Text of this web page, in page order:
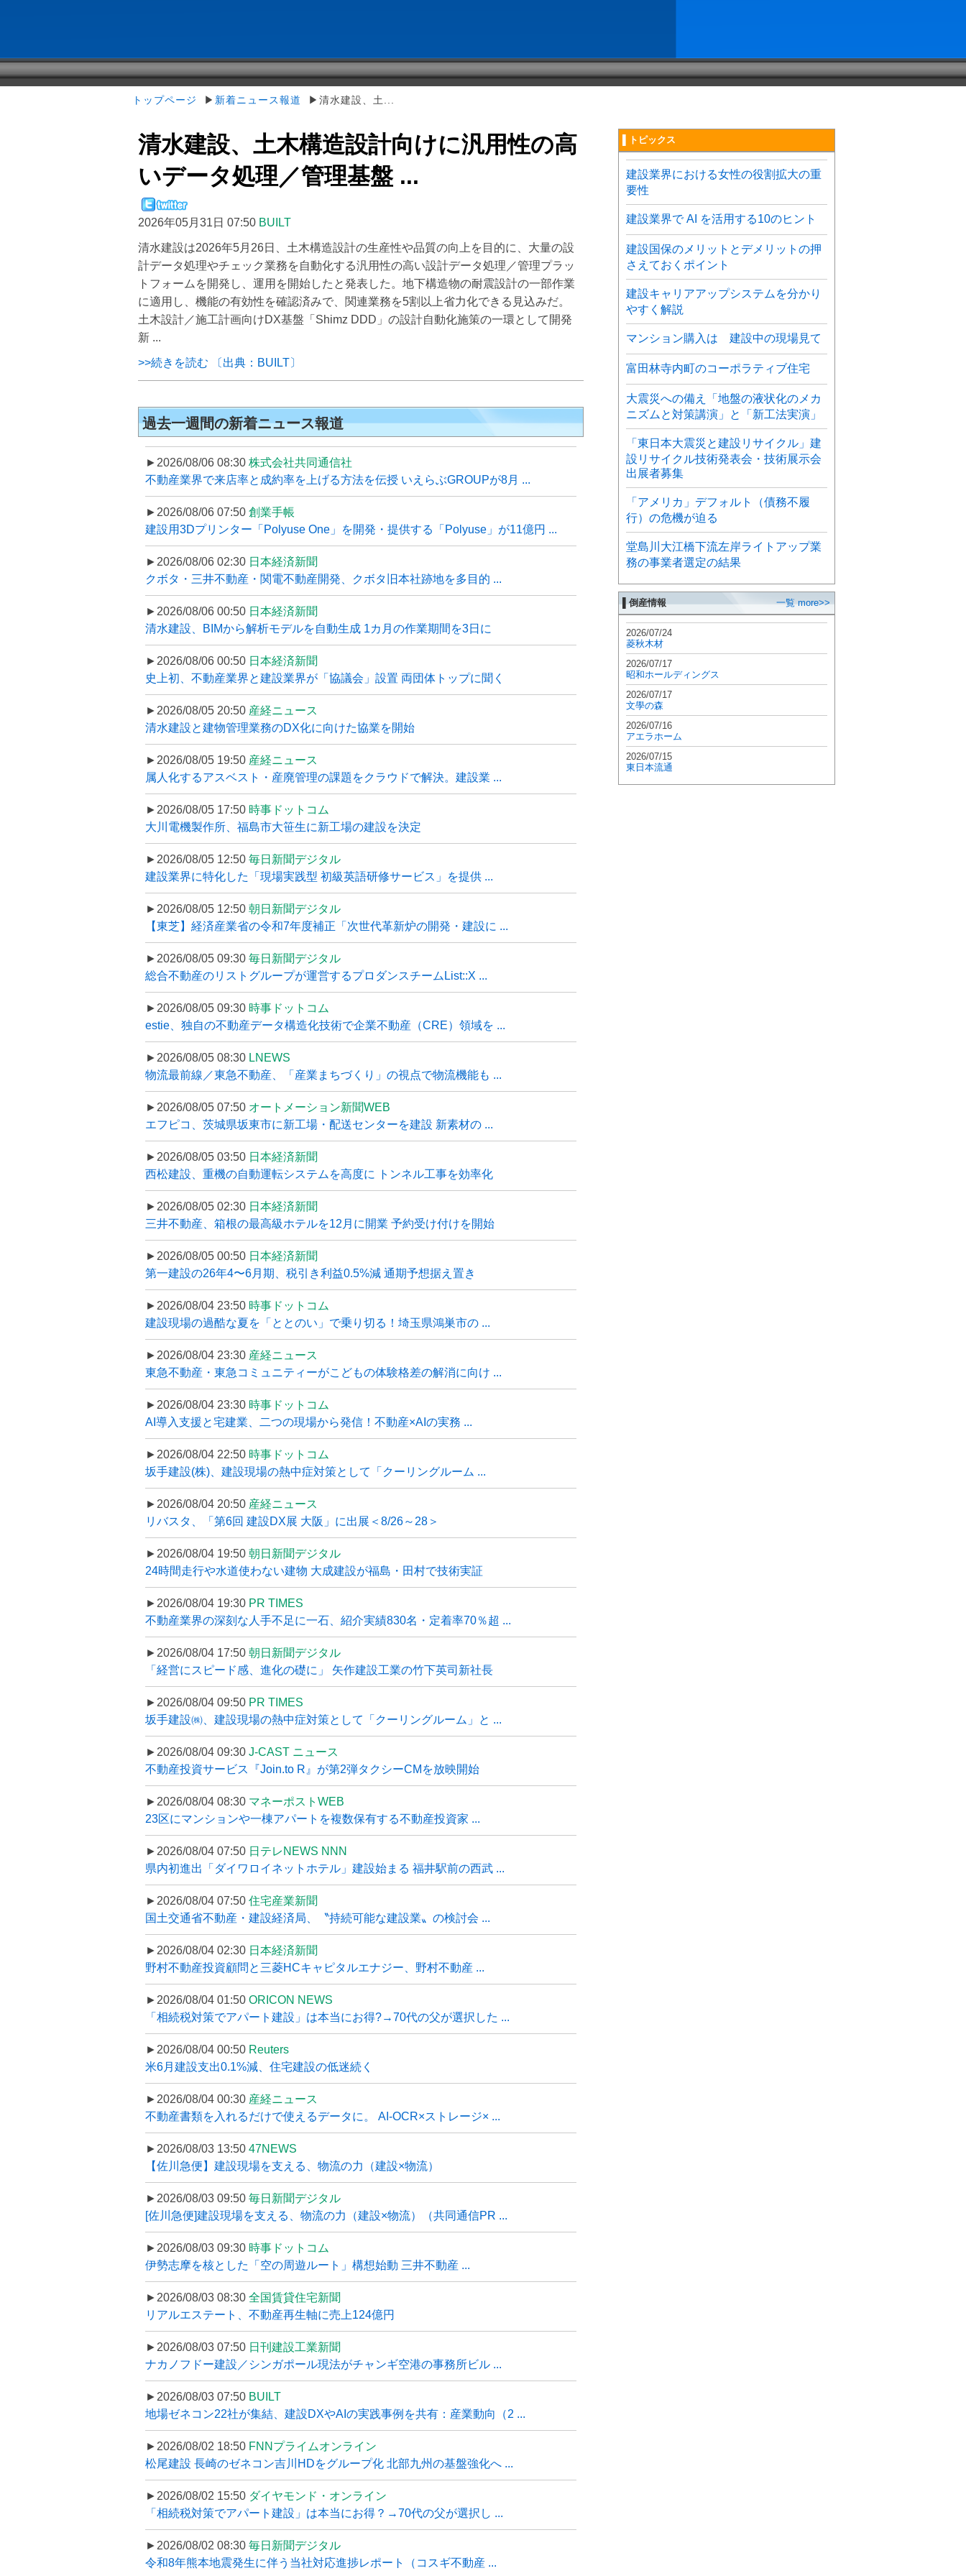
トップページ ▶ 新着ニュース報道 ▶清水建設、土...
清水建設、土木構造設計向けに汎用性の高
いデータ処理／管理基盤 ...
2026年05月31日 07:50 BUILT
清水建設は2026年5月26日、土木構造設計の生産性や品質の向上を目的に、大量の設
計データ処理やチェック業務を自動化する汎用性の高い設計データ処理／管理プラッ
トフォームを開発し、運用を開始したと発表した。地下構造物の耐震設計の一部作業
に適用し、機能の有効性を確認済みで、関連業務を5割以上省力化できる見込みだ。
土木設計／施工計画向けDX基盤「Shimz DDD」の設計自動化施策の一環として開発
新 ...
>>続きを読む 〔出典：BUILT〕
過去一週間の新着ニュース報道
►2026/08/06 08:30 株式会社共同通信社
不動産業界で来店率と成約率を上げる方法を伝授 いえらぶGROUPが8月 ...
►2026/08/06 07:50 創業手帳
建設用3Dプリンター「Polyuse One」を開発・提供する「Polyuse」が11億円 ...
►2026/08/06 02:30 日本経済新聞
クボタ・三井不動産・関電不動産開発、クボタ旧本社跡地を多目的 ...
►2026/08/06 00:50 日本経済新聞
清水建設、BIMから解析モデルを自動生成 1カ月の作業期間を3日に
►2026/08/06 00:50 日本経済新聞
史上初、不動産業界と建設業界が「協議会」設置 両団体トップに聞く
►2026/08/05 20:50 産経ニュース
清水建設と建物管理業務のDX化に向けた協業を開始
►2026/08/05 19:50 産経ニュース
属人化するアスベスト・産廃管理の課題をクラウドで解決。建設業 ...
►2026/08/05 17:50 時事ドットコム
大川電機製作所、福島市大笹生に新工場の建設を決定
►2026/08/05 12:50 毎日新聞デジタル
建設業界に特化した「現場実践型 初級英語研修サービス」を提供 ...
►2026/08/05 12:50 朝日新聞デジタル
【東芝】経済産業省の令和7年度補正「次世代革新炉の開発・建設に ...
►2026/08/05 09:30 毎日新聞デジタル
総合不動産のリストグループが運営するプロダンスチームList::X ...
►2026/08/05 09:30 時事ドットコム
estie、独自の不動産データ構造化技術で企業不動産（CRE）領域を ...
►2026/08/05 08:30 LNEWS
物流最前線／東急不動産、「産業まちづくり」の視点で物流機能も ...
►2026/08/05 07:50 オートメーション新聞WEB
エフピコ、茨城県坂東市に新工場・配送センターを建設 新素材の ...
►2026/08/05 03:50 日本経済新聞
西松建設、重機の自動運転システムを高度に トンネル工事を効率化
►2026/08/05 02:30 日本経済新聞
三井不動産、箱根の最高級ホテルを12月に開業 予約受け付けを開始
►2026/08/05 00:50 日本経済新聞
第一建設の26年4〜6月期、税引き利益0.5%減 通期予想据え置き
►2026/08/04 23:50 時事ドットコム
建設現場の過酷な夏を「ととのい」で乗り切る！埼玉県鴻巣市の ...
►2026/08/04 23:30 産経ニュース
東急不動産・東急コミュニティーがこどもの体験格差の解消に向け ...
►2026/08/04 23:30 時事ドットコム
AI導入支援と宅建業、二つの現場から発信！不動産×AIの実務 ...
►2026/08/04 22:50 時事ドットコム
坂手建設(株)、建設現場の熱中症対策として「クーリングルーム ...
►2026/08/04 20:50 産経ニュース
リバスタ、「第6回 建設DX展 大阪」に出展＜8/26～28＞
►2026/08/04 19:50 朝日新聞デジタル
24時間走行や水道使わない建物 大成建設が福島・田村で技術実証
►2026/08/04 19:30 PR TIMES
不動産業界の深刻な人手不足に一石、紹介実績830名・定着率70％超 ...
►2026/08/04 17:50 朝日新聞デジタル
「経営にスピード感、進化の礎に」 矢作建設工業の竹下英司新社長
►2026/08/04 09:50 PR TIMES
坂手建設㈱、建設現場の熱中症対策として「クーリングルーム」と ...
►2026/08/04 09:30 J-CAST ニュース
不動産投資サービス『Join.to R』が第2弾タクシーCMを放映開始
►2026/08/04 08:30 マネーポストWEB
23区にマンションや一棟アパートを複数保有する不動産投資家 ...
►2026/08/04 07:50 日テレNEWS NNN
県内初進出「ダイワロイネットホテル」建設始まる 福井駅前の西武 ...
►2026/08/04 07:50 住宅産業新聞
国土交通省不動産・建設経済局、〝持続可能な建設業〟の検討会 ...
►2026/08/04 02:30 日本経済新聞
野村不動産投資顧問と三菱HCキャピタルエナジー、野村不動産 ...
►2026/08/04 01:50 ORICON NEWS
「相続税対策でアパート建設」は本当にお得?→70代の父が選択した ...
►2026/08/04 00:50 Reuters
米6月建設支出0.1%減、住宅建設の低迷続く
►2026/08/04 00:30 産経ニュース
不動産書類を入れるだけで使えるデータに。 AI-OCR×ストレージ× ...
►2026/08/03 13:50 47NEWS
【佐川急便】建設現場を支える、物流の力（建設×物流）
►2026/08/03 09:50 毎日新聞デジタル
[佐川急便]建設現場を支える、物流の力（建設×物流）（共同通信PR ...
►2026/08/03 09:30 時事ドットコム
伊勢志摩を核とした「空の周遊ルート」構想始動 三井不動産 ...
►2026/08/03 08:30 全国賃貸住宅新聞
リアルエステート、不動産再生軸に売上124億円
►2026/08/03 07:50 日刊建設工業新聞
ナカノフドー建設／シンガポール現法がチャンギ空港の事務所ビル ...
►2026/08/03 07:50 BUILT
地場ゼネコン22社が集結、建設DXやAIの実践事例を共有：産業動向（2 ...
►2026/08/02 18:50 FNNプライムオンライン
松尾建設 長崎のゼネコン吉川HDをグループ化 北部九州の基盤強化へ ...
►2026/08/02 15:50 ダイヤモンド・オンライン
「相続税対策でアパート建設」は本当にお得？→70代の父が選択し ...
►2026/08/02 08:30 毎日新聞デジタル
令和8年熊本地震発生に伴う当社対応進捗レポート（コスギ不動産 ...
▌トピックス
建設業界における女性の役割拡大の重
要性
建設業界で AI を活用する10のヒント
建設国保のメリットとデメリットの押
さえておくポイント
建設キャリアアップシステムを分かり
やすく解説
マンション購入は 建設中の現場見て
富田林寺内町のコーポラティブ住宅
大震災への備え「地盤の液状化のメカ
ニズムと対策講演」と「新工法実演」
「東日本大震災と建設リサイクル」建
設リサイクル技術発表会・技術展示会
出展者募集
「アメリカ」デフォルト（債務不履
行）の危機が迫る
堂島川大江橋下流左岸ライトアップ業
務の事業者選定の結果
▌倒産情報 一覧 more>>
2026/07/24
菱秋木材
2026/07/17
昭和ホールディングス
2026/07/17
文學の森
2026/07/16
アエラホーム
2026/07/15
東日本流通